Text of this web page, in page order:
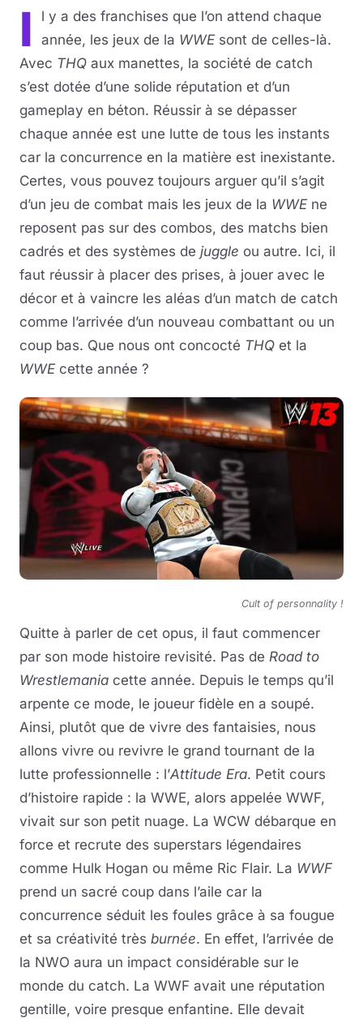
Forum
I
l y a des franchises que l’on attend chaque
année, les jeux de la WWEsont de celles-là.
Avec THQ aux manettes, la société de catch
s’est dotée d’une solide réputation et d’un
gameplay en béton. Réussir à se dépasser
chaque année est une lutte de tous les instants
car la concurrence en la matière est inexistante.
Certes, vous pouvez toujours arguer qu’il s’agit
d’un jeu de combat mais les jeux de la WWEne
reposent pas sur des combos, des matchs bien
cadrés et des systèmes de juggle ou autre. Ici, il
faut réussir à placer des prises, à jouer avec le
décor et à vaincre les aléas d’un match de catch
comme l’arrivée d’un nouveau combattant ou un
coup bas. Que nous ont concocté THQ et la
WWE cette année ?
Cult of personnality !
Quitte à parler de cet opus, il faut commencer
par son mode histoire revisité. Pas de Road to
Wrestlemania cette année. Depuis le temps qu’il
arpente ce mode, le joueur fidèle en a soupé.
Ainsi, plutôt que de vivre des fantaisies, nous
allons vivre ou revivre le grand tournant de la
lutte professionnelle : l’Attitude Era. Petit cours
d’histoire rapide : la WWE, alors appelée WWF,
vivait sur son petit nuage. La WCW débarque en
force et recrute des superstars légendaires
comme Hulk Hogan ou même Ric Flair. La WWF
prend un sacré coup dans l’aile car la
concurrence séduit les foules grâce à sa fougue
et sa créativité très burnée. En effet, l’arrivée de
la NWO aura un impact considérable sur le
monde du catch. La WWF avait une réputation
gentille, voire presque enfantine. Elle devait